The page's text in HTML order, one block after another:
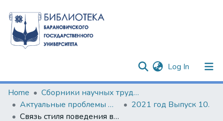
Log In (current)
Communities & Collections
All of DSpace
Home
Сборники научных трудов
Актуальные проблемы формирования психолого-педагогической культуры будущих специалистов
2021 год Выпуск 10.
Связь стиля поведения в конфликтной ситуации и академической успеваемости подростков